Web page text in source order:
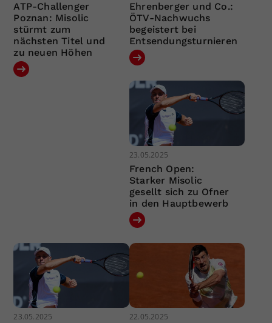
ATP-Challenger
Poznan: Misolic
stürmt zum
nächsten Titel und
zu neuen Höhen
Ehrenberger und Co.:
ÖTV-Nachwuchs
begeistert bei
Entsendungsturnieren
23.05.2025
French Open:
Starker Misolic
gesellt sich zu Ofner
in den Hauptbewerb
23.05.2025 22.05.2025